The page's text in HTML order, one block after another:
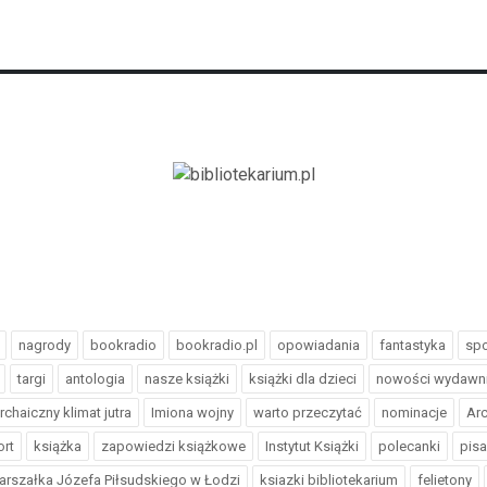
nagrody bookradio bookradio.pl opowiadania fantastyka
targi antologia nasze książki książki dla dzieci nowości
klimat jutra Imiona wojny warto przeczytać nominacje
książka zapowiedzi książkowe Instytut Książki polecanki
Józefa Piłsudskiego w Łodzi ksiazki bibliotekarium felietony